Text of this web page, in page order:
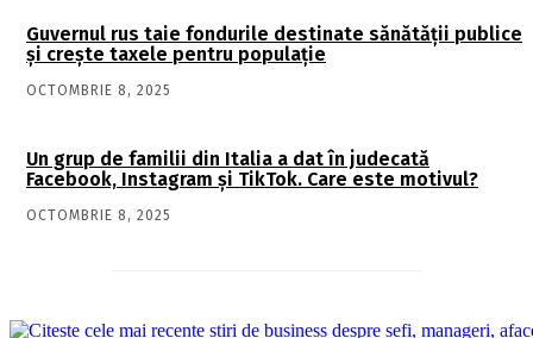
Guvernul rus taie fondurile destinate sănătății publice
și crește taxele pentru populație
OCTOMBRIE 8, 2025
Un grup de familii din Italia a dat în judecată
Facebook, Instagram și TikTok. Care este motivul?
OCTOMBRIE 8, 2025